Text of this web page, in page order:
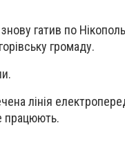
гатив по
громаду.
лінія
працюють.